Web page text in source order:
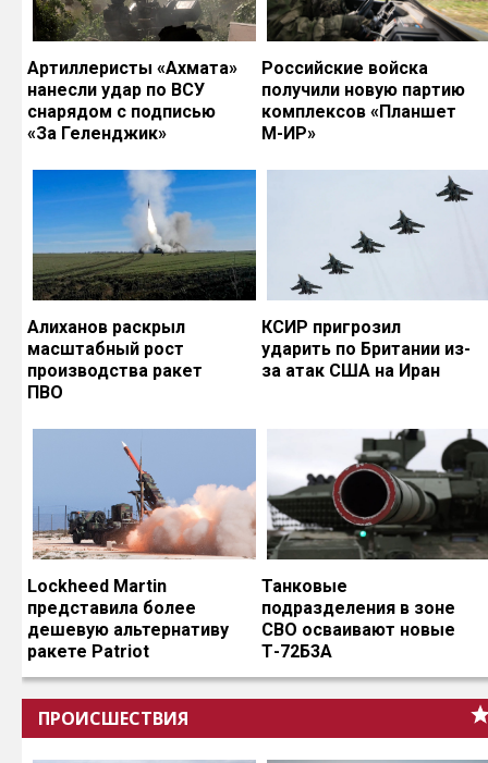
Артиллеристы «Ахмата»
нанесли удар по ВСУ
снарядом с подписью
«За Геленджик»
Российские войска
получили новую партию
комплексов «Планшет
М-ИР»
Алиханов раскрыл
масштабный рост
производства ракет
ПВО
КСИР пригрозил
ударить по Британии из-
за атак США на Иран
Lockheed Martin
представила более
дешевую альтернативу
ракете Patriot
Танковые
подразделения в зоне
СВО осваивают новые
Т-72Б3А
ПРОИСШЕСТВИЯ